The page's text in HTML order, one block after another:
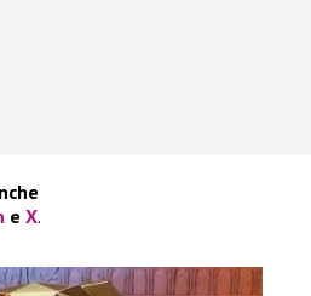
e X.